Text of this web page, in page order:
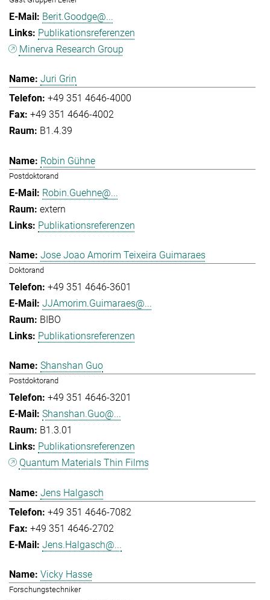
Berit.Goodge@...
Publikationsreferenzen
Minerva Research Group
Juri Grin
+49 351 4646-4000
+49 351 4646-4002
B1.4.39
Robin Gühne
Postdoktorand
Robin.Guehne@...
extern
Publikationsreferenzen
Jose Joao Amorim Teixeira Guimaraes
Doktorand
+49 351 4646-3601
JJAmorim.Guimaraes@...
BIBO
Publikationsreferenzen
Shanshan Guo
Postdoktorand
+49 351 4646-3201
Shanshan.Guo@...
B1.3.01
Publikationsreferenzen
Quantum Materials Thin Films
Jens Halgasch
+49 351 4646-7082
+49 351 4646-2702
Jens.Halgasch@...
Vicky Hasse
Forschungstechniker